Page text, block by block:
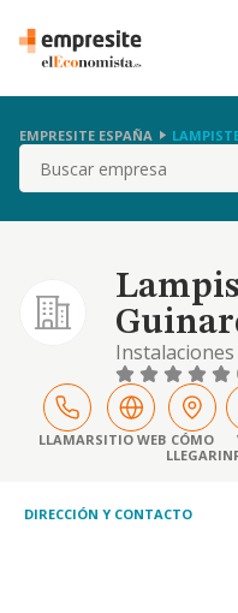
EMPRESITE ESPAÑA
Buscar
LLAMARSITIO WEB CÓMO
LLEGAR
DIRECCIÓN Y CONTACTO